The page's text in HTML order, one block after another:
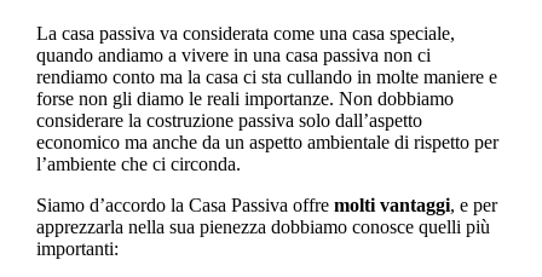
La casa passiva va considerata come una casa speciale,
quando andiamo a vivere in una casa passiva non ci
rendiamo conto ma la casa ci sta cullando in molte maniere e
forse non gli diamo le reali importanze. Non dobbiamo
considerare la costruzione passiva solo dall’aspetto
economico ma anche da un aspetto ambientale di rispetto per
l’ambiente che ci circonda.
Siamo d’accordo la Casa Passiva offre molti vantaggi, e per
apprezzarla nella sua pienezza dobbiamo conosce quelli più
importanti: